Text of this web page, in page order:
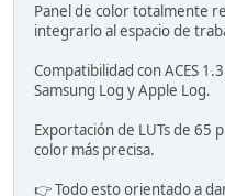
Panel de color totalmente
integrarlo al espacio de
Compatibilidad con ACES
Samsung Log y Apple Log.
Exportación de LUTs de 65
color más precisa.
👉 Todo esto orientado a